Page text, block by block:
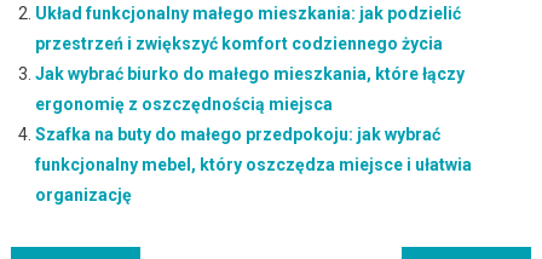
Układ funkcjonalny małego mieszkania: jak podzielić
przestrzeń i zwiększyć komfort codziennego życia
Jak wybrać biurko do małego mieszkania, które łączy
ergonomię z oszczędnością miejsca
Szafka na buty do małego przedpokoju: jak wybrać
funkcjonalny mebel, który oszczędza miejsce i ułatwia
organizację